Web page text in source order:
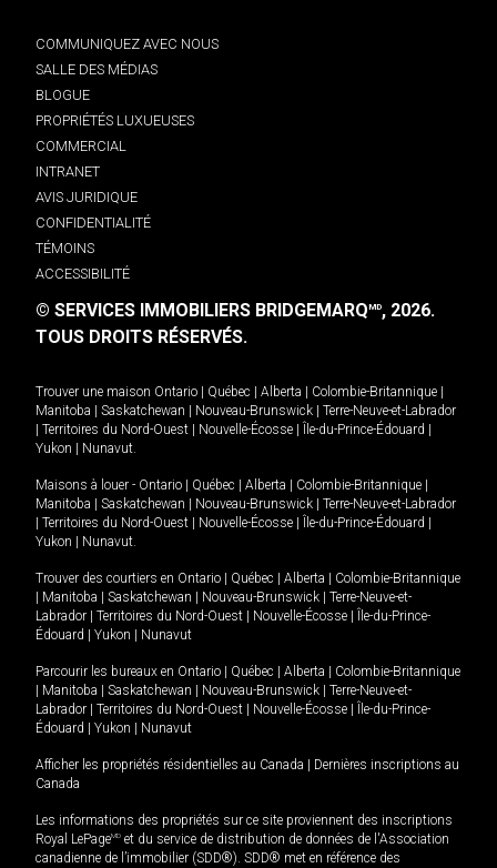
COMMUNIQUEZ AVEC NOUS
SALLE DES MÉDIAS
BLOGUE
PROPRIÉTÉS LUXUEUSES
COMMERCIAL
INTRANET
AVIS JURIDIQUE
CONFIDENTIALITÉ
TÉMOINS
ACCESSIBILITÉ
© SERVICES IMMOBILIERS BRIDGEMARQMD, 2026.
TOUS DROITS RÉSERVÉS.
Trouver une maison Ontario Québec Alberta Colombie-Britannique
Manitoba
Saskatchewan Nouveau-Brunswick
Terre-Neuve-et-Labrador
Territoires du Nord-Ouest Nouvelle-Écosse Île-du-Prince-Édouard
Yukon
Nunavut.
Maisons à louer - Ontario Québec Alberta Colombie-Britannique
Manitoba
Saskatchewan Nouveau-Brunswick
Terre-Neuve-et-Labrador
Territoires du Nord-Ouest Nouvelle-Écosse Île-du-Prince-Édouard
Yukon
Nunavut.
Trouver des courtiers en Ontario Québec Alberta
Colombie-Britannique
Manitoba Saskatchewan Nouveau-Brunswick
Terre-Neuve-et-
Labrador
Territoires du Nord-Ouest Nouvelle-Écosse
Île-du-Prince-
Édouard
Yukon Nunavut
Parcourir les bureaux en Ontario Québec Alberta
Colombie-Britannique
Manitoba Saskatchewan Nouveau-Brunswick
Terre-Neuve-et-
Labrador
Territoires du Nord-Ouest Nouvelle-Écosse
Île-du-Prince-
Édouard
Yukon Nunavut
Afficher les propriétés résidentielles au Canada
Dernières inscriptions au
Canada
Les informations des propriétés sur ce site proviennent des inscriptions
Royal LePageMD et du service de distribution de données de l'Association
canadienne de l’immobilier (SDD®). SDD® met en référence des